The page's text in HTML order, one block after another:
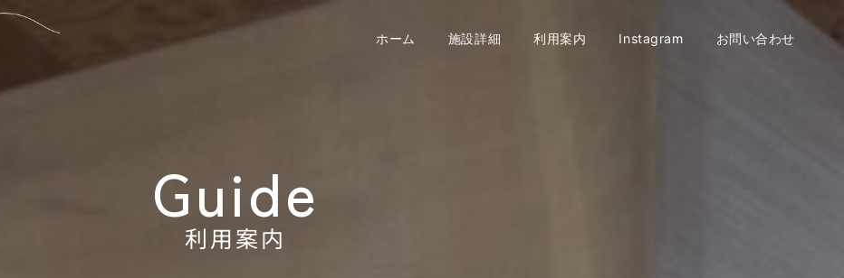
ホーム 施設詳細 利用案内 Instagram お問い合わせ
Guide
利用案内